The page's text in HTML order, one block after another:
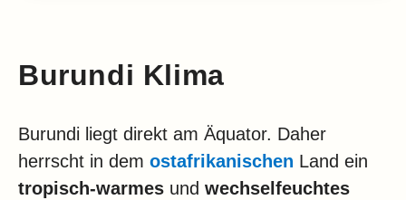
Burundi Klima
Burundi liegt direkt am Äquator. Daher
herrscht in dem ostafrikanischen Land ein
tropisch-warmes und wechselfeuchtes